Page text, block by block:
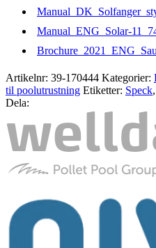
Manual_ENG_Solar-
Artikelnr: 39-170444 Kategorier:
til poolutrustning Etiketter: Speck,
Dela: